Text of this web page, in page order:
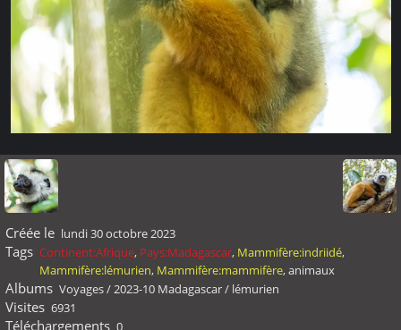
Créée le lundi 30 octobre 2023
Tags Continent:Afrique, Pays:Madagascar, Mammifère:indriidé,
Mammifère:lémurien, Mammifère:mammifère,animaux
Albums Voyages/2023-10 Madagascar/ lémurien
Visites 6931
Téléchargements 0